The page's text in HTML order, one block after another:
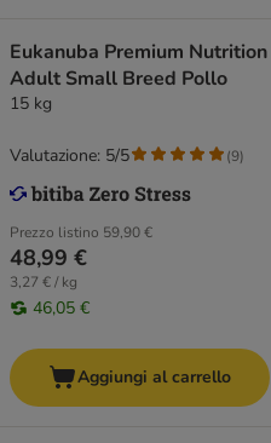
Eukanuba Premium Nutrition
Adult Small Breed Pollo
15 kg
Prezzo listino 59,90 €
48,99 €
3,27 € / kg
46,05 €
Valutazione: 5/5 (9)
Aggiungi al carrello